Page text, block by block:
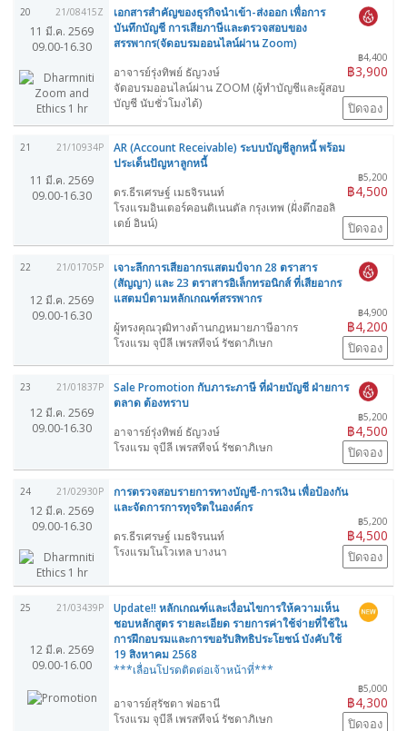
20 21/08415Z
11 มี.ค. 2569
09.00-16.30
เอกสารสำคัญของธุรกิจนำเข้า-ส่งออก เพื่อการ
บันทึกบัญชี การเสียภาษีและตรวจสอบของ
สรรพากร(จัดอบรมออนไลน์ผ่าน Zoom)
฿4,400
฿3,900
อาจารย์รุ่งทิพย์ ธัญวงษ์
จัดอบรมออนไลน์ผ่าน ZOOM (ผู้ทำบัญชีและผู้สอบ
บัญชี นับชั่วโมงได้)
ปิดจอง
21 21/10934P
11 มี.ค. 2569
09.00-16.30
AR (Account Receivable) ระบบบัญชีลูกหนี้ พร้อม
ประเด็นปัญหาลูกหนี้
฿5,200
฿4,500
ดร.ธีรเศรษฐ์ เมธจิรนนท์
โรงแรมอินเตอร์คอนติเนนตัล กรุงเทพ (ฝั่งตึกฮอลิ
เดย์ อินน์)
ปิดจอง
22 21/01705P
12 มี.ค. 2569
09.00-16.30
เจาะลึกการเสียอากรแสตมป์จาก 28 ตราสาร
(สัญญา) และ 23 ตราสารอิเล็กทรอนิกส์ ที่เสียอากร
แสตมป์ตามหลักเกณฑ์สรรพากร
฿4,900
฿4,200
ผู้ทรงคุณวุฒิทางด้านกฎหมายภาษีอากร
โรงแรม จุบีลี เพรสทีจน์ รัชดาภิเษก
ปิดจอง
23 21/01837P
12 มี.ค. 2569
09.00-16.30
Sale Promotion กับภาระภาษี ที่ฝ่ายบัญชี ฝ่ายการ
ตลาด ต้องทราบ
฿5,200
฿4,500
อาจารย์รุ่งทิพย์ ธัญวงษ์
โรงแรม จุบีลี เพรสทีจน์ รัชดาภิเษก
ปิดจอง
24 21/02930P
12 มี.ค. 2569
09.00-16.30
การตรวจสอบรายการทางบัญชี-การเงิน เพื่อป้องกัน
และจัดการการทุจริตในองค์กร
฿5,200
฿4,500
ดร.ธีรเศรษฐ์ เมธจิรนนท์
โรงแรมโนโวเทล บางนา
ปิดจอง
25 21/03439P
12 มี.ค. 2569
09.00-16.00
Update!! หลักเกณฑ์และเงื่อนไขการให้ความเห็น
ชอบหลักสูตร รายละเอียด รายการค่าใช้จ่ายที่ใช้ใน
การฝึกอบรมและการขอรับสิทธิประโยชน์ บังคับใช้
19 สิงหาคม 2568
***เลื่อนโปรดติดต่อเจ้าหน้าที่***
฿5,000
฿4,300
อาจารย์สุรัชตา พ่อธานี
โรงแรม จุบีลี เพรสทีจน์ รัชดาภิเษก
ปิดจอง